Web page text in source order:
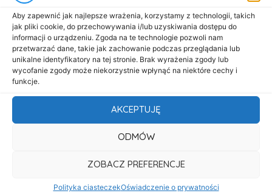
Aby zapewnić jak najlepsze wrażenia, korzystamy z technologii, takich
jak pliki cookie, do przechowywania i/lub uzyskiwania dostępu do
informacji o urządzeniu. Zgoda na te technologie pozwoli nam
przetwarzać dane, takie jak zachowanie podczas przeglądania lub
unikalne identyfikatory na tej stronie. Brak wyrażenia zgody lub
wycofanie zgody może niekorzystnie wpłynąć na niektóre cechy i
funkcje.
AKCEPTUJĘ
ODMÓW
ZOBACZ PREFERENCJE
Polityka ciasteczekOświadczenie o prywatności
Menu
Start
O nas
Oferta
Cennik